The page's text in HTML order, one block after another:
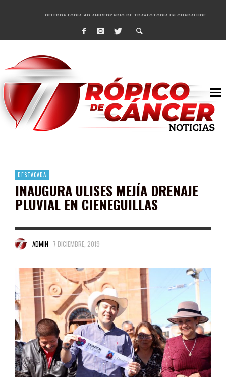
CELEBRA FOBIA 40 ANIVERSARIO DE TRAYECTORIA EN GUADALUPE
ENAMORA EL REGIONAL MEXICANO A GUADALUPE
REVISA EL AYUNTAMIENTO DE GUADALUPE ESCRITURACIÓN SOSPECHOSA DE
RECIBE PEPE SALDÍVAR NUEVA TORRE DE VIGILANCIA PARA GUADALUPE
IMPULSA GOBIERNO DE PEPE SALDÍVAR LA SEMANA MUNDIAL DE LA LACTANCIA
DESTACAN PRESENCIA DE ARTISTAS LOCALES EN FESTIVAL CULTURAL Y
SE REHABILITAN MÁS DE 20 VIALIDADES EN LOS ÚLTIMOS CUATRO MESES EN
FORTALECE GOBIERNO DE PEPE SALDÍVAR A LAS INFANCIAS GUADALUPENSES
DESTACADA
INAUGURA ULISES MEJÍA DRENAJE
PLUVIAL EN CIENEGUILLAS
ADMIN 7 DICIEMBRE, 2019